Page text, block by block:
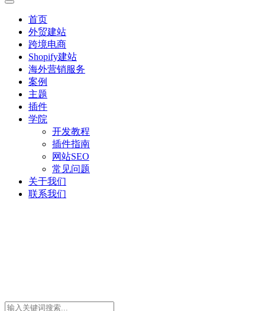
首页
外贸建站
跨境电商
Shopify建站
海外营销服务
案例
主题
插件
学院
开发教程
插件指南
网站SEO
常见问题
关于我们
联系我们